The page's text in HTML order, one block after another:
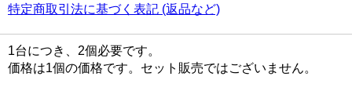
特定商取引法に基づく表記 (返品など)
1台につき、2個必要です。
価格は1個の価格です。セット販売ではございません。